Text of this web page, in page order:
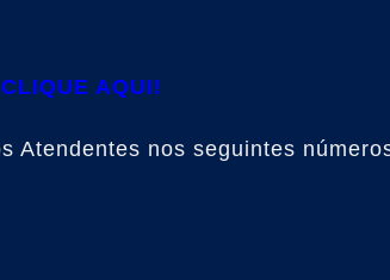
CLIQUE AQUI!
Atendentes nos seguintes